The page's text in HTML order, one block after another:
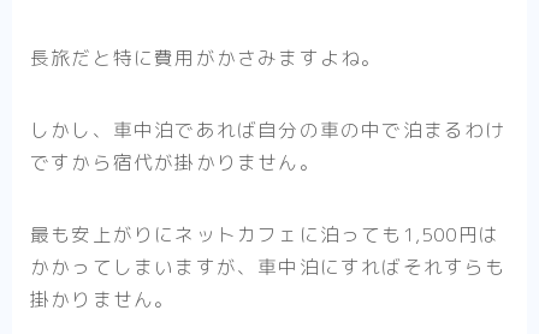
長旅だと特に費用がかさみますよね。
しかし、車中泊であれば自分の車の中で泊まるわけ
ですから宿代が掛かりません。
最も安上がりにネットカフェに泊っても1,500円は
かかってしまいますが、車中泊にすればそれすらも
掛かりません。